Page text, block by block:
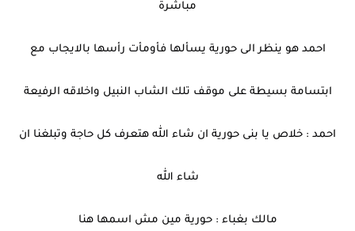
مباشرة
احمد هو ينظر الى حورية يسألها فأومأت رأسها بالايجاب مع
ابتسامة بسيطة على موقف تلك الشاب النبيل واخلاقه الرفيعة
احمد : خلاص يا بنى حورية ان شاء الله هتعرف كل حاجة وتبلغنا ان
شاء الله
مالك بغباء : حورية مين مش اسمها هنا